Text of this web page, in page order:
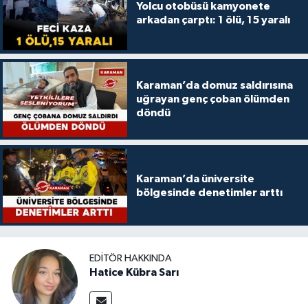
Yolcu otobüsü kamyonete
arkadan çarptı: 1 ölü, 15 yaralı
Karaman’da domuz saldırısına
uğrayan genç çoban ölümden
döndü
Karaman’da üniversite
bölgesinde denetimler arttı
EDITÖR HAKKINDA
Hatice Kübra Sarı